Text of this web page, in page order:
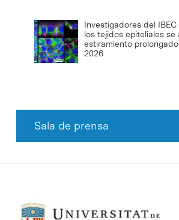
Investigadores del
los tejidos epiteliales
estiramiento prolongado
2026
Sala de prensa